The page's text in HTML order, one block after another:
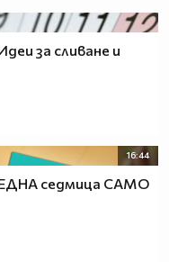
за сливане и
16:44
седмица САМО